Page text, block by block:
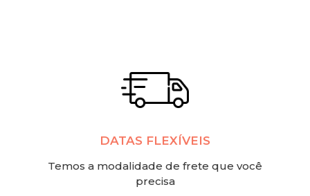
DATAS FLEXÍVEIS
Temos a modalidade de frete que você
precisa